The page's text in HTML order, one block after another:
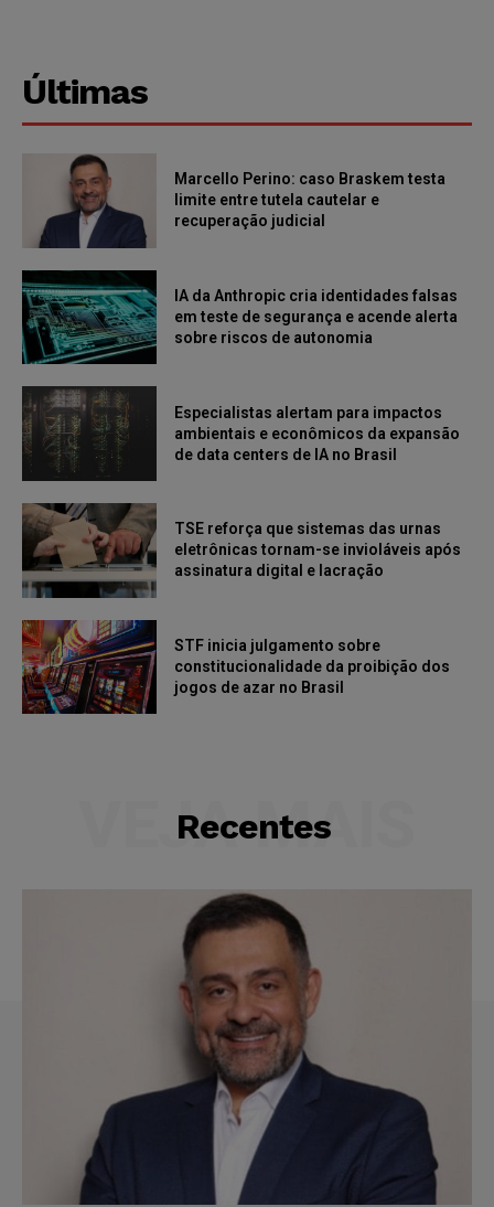
Últimas
Marcello Perino: caso Braskem testa
limite entre tutela cautelar e
recuperação judicial
IA da Anthropic cria identidades falsas
em teste de segurança e acende alerta
sobre riscos de autonomia
Especialistas alertam para impactos
ambientais e econômicos da expansão
de data centers de IA no Brasil
TSE reforça que sistemas das urnas
eletrônicas tornam-se invioláveis após
assinatura digital e lacração
STF inicia julgamento sobre
constitucionalidade da proibição dos
jogos de azar no Brasil
Recentes
VEJA MAIS